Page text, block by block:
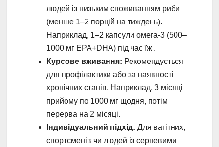
людей із низьким споживанням риби
(менше 1–2 порцій на тиждень).
Наприклад, 1–2 капсули омега-3 (500–
1000 мг EPA+DHA) під час їжі.
Курсове вживання: Рекомендується
для профілактики або за наявності
хронічних станів. Наприклад, 3 місяці
прийому по 1000 мг щодня, потім
перерва на 2 місяці.
Індивідуальний підхід: Для вагітних,
спортсменів чи людей із серцевими